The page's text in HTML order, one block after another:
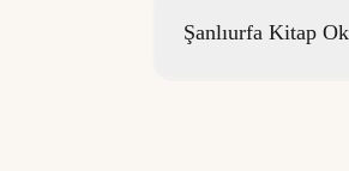
Şanlıurfa Kitap